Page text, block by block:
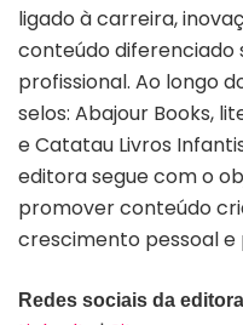
ligado à carreira,
conteúdo diferenciado
profissional. Ao longo
selos: Abajour Books,
e Catatau Livros
editora segue com o
promover conteúdo
crescimento pessoal e
Redes sociais da